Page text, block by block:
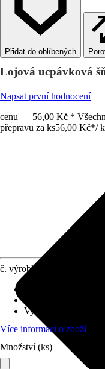
Lojová ucpávková
Napsat první hodnocení
cenu — 56,00 Kč *
přepravu za ks56,00 Kč*/
č. výrobku
Využití
Více informací o zboží
Množství (ks)